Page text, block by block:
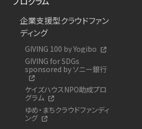
企業支援型クラウドファン
ディング
GIVING 100 by Yogibo
GIVING for SDGs
sponsored by ソニー銀行
ケイズハウスNPO助成プロ
グラム
ゆめ・まちクラウドファンディ
ング